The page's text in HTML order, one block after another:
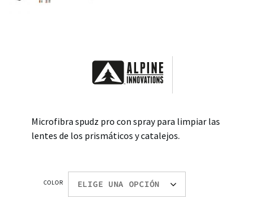
Microfibra spudz pro con spray para limpiar las
lentes de los prismáticos y catalejos.
COLOR